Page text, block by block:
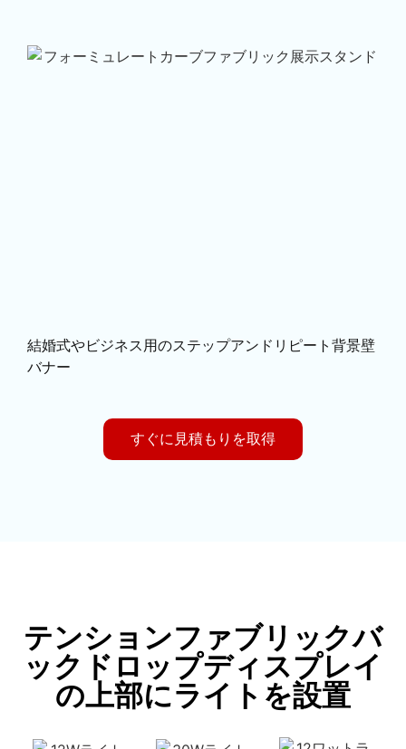
結婚式やビジネス用のステップアンドリピート背景壁
バナー
すぐに見積もりを取得
テンションファブリックバ
ックドロップディスプレイ
の上部にライトを設置